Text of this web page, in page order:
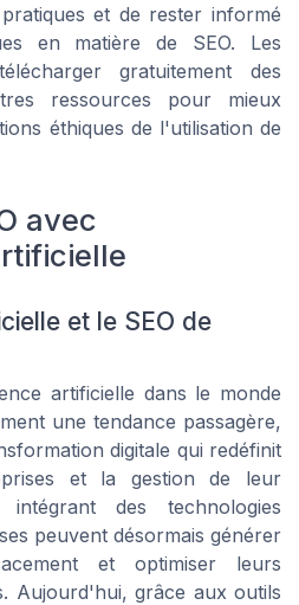
et de rester informé
en matière de SEO. Les
gratuitement des
ressources pour mieux
éthiques de l'utilisation de
avec
et le SEO de
artificielle dans le monde
une tendance passagère,
digitale qui redéfinit
et la gestion de leur
des technologies
peuvent désormais générer
et optimiser leurs
Aujourd'hui, grâce aux outils